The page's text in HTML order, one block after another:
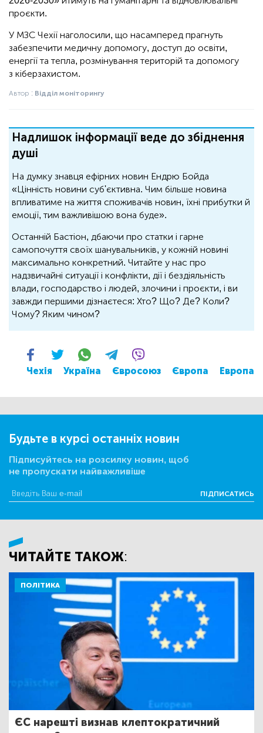
проєкти.
У МЗС Чехії наголосили, що насамперед прагнуть
забезпечити медичну допомогу, доступ до освіти,
енергії та тепла, розмінування територій та допомогу
з кіберзахистом.
Автор : Відділ моніторингу
Надлишок інформації веде до збіднення
душі
На думку знавця ефірних новин Ендрю Бойда
«Цінність новини суб'єктивна. Чим більше новина
впливатиме на життя споживачів новин, їхні прибутки й
емоції, тим важливішою вона буде».
Останній Бастіон, дбаючи про статки і гарне
самопочуття своїх шанувальників, у кожній новині
максимально конкретний. Читайте у нас про
надзвичайні ситуації і конфлікти, дії і бездіяльність
влади, господарство і людей, злочини і проєкти, і ви
завжди першими дізнаєтеся: Хто? Що? Де? Коли?
Чому? Яким чином?
Чехія Україна Євросоюз Європа Европа
Будьте в курсі останніх новин
Підписуйтесь на розсилку новин, щоб
не пропускати найважливіше
ПІДПИСАТИСЬ
ЧИТАЙТЕ ТАКОЖ:
ПОЛІТИКА
ЄС нарешті визнав клептократичний